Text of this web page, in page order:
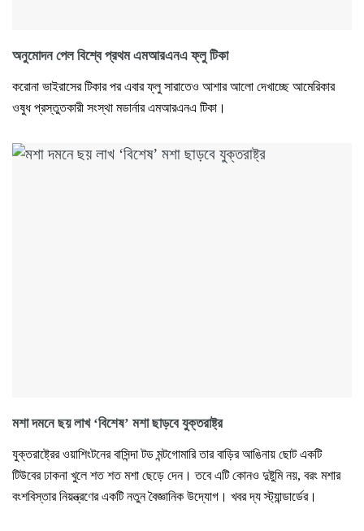
অনুমোদন পেল বিশ্বে প্রথম এমআরএনএ ফ্লু টিকা
করোনা ভাইরাসের টিকার পর এবার ফ্লু সারাতেও আশার আলো দেখাচ্ছে আমেরিকার
ওষুধ প্রস্তুতকারী সংস্থা মডার্নার এমআরএনএ টিকা।
মশা দমনে ছয় লাখ ‘বিশেষ’ মশা ছাড়বে যুক্তরাষ্ট্র
যুক্তরাষ্ট্রের ওয়াশিংটনের বাসিন্দা টড মন্টগোমারি তার বাড়ির আঙিনায় ছোট একটি
টিউবের ঢাকনা খুলে শত শত মশা ছেড়ে দেন। তবে এটি কোনও দুষ্টুমি নয়, বরং মশার
বংশবিস্তার নিয়ন্ত্রণের একটি নতুন বৈজ্ঞানিক উদ্যোগ। খবর দ্য স্ট্যান্ডার্ডের।